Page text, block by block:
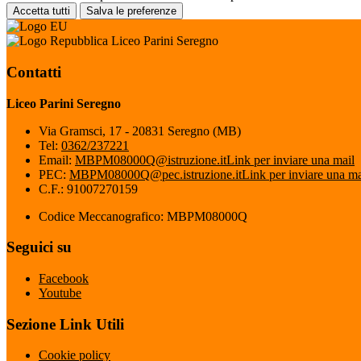
Accetta tutti Salva le preferenze
Liceo Parini Seregno
Contatti
Liceo Parini Seregno
Via Gramsci, 17 - 20831 Seregno (MB)
Tel: 0362/237221
Email: MBPM08000Q@istruzione.itLink per inviare una mail
PEC: MBPM08000Q@pec.istruzione.itLink per inviare una
C.F.: 91007270159
Codice Meccanografico: MBPM08000Q
Seguici su
Facebook
Youtube
Sezione Link Utili
Cookie policy